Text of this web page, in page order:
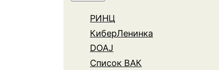
РИНЦ
КиберЛенинка
DOAJ
Список ВАК